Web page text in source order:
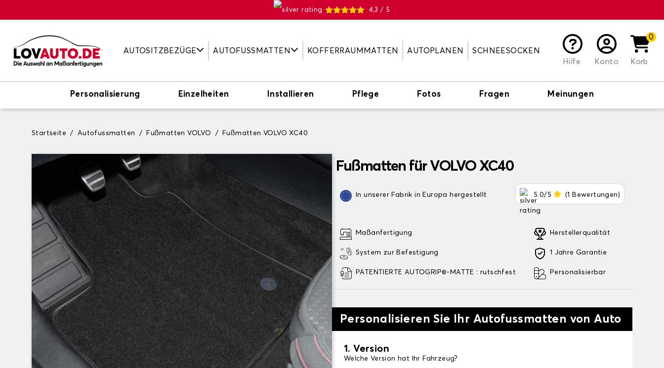
4,3 / 5
AUTOSITZBEZÜGE AUTOFUSSMATTEN KOFFERRAUMMATTEN AUTOPLANEN
SCHNEESOCKEN
Hilfe
Konto
0
Korb
Personalisierung Einzelheiten Installieren Pflege Fotos Fragen Meinungen
Startseite Autofussmatten Fußmatten VOLVO Fußmatten VOLVO XC40
Fußmatten für VOLVO XC40
In unserer Fabrik in Europa hergestellt 5.0/5 (1 Bewertungen)
Maßanfertigung
System zur Befestigung
PATENTIERTE AUTOGRIP©-MATTE : rutschfest
Herstellerqualität
1 Jahre Garantie
Personalisierbar
Personalisieren Sie Ihr Autofussmatten von Auto
1. Version
Welche Version hat Ihr Fahrzeug?